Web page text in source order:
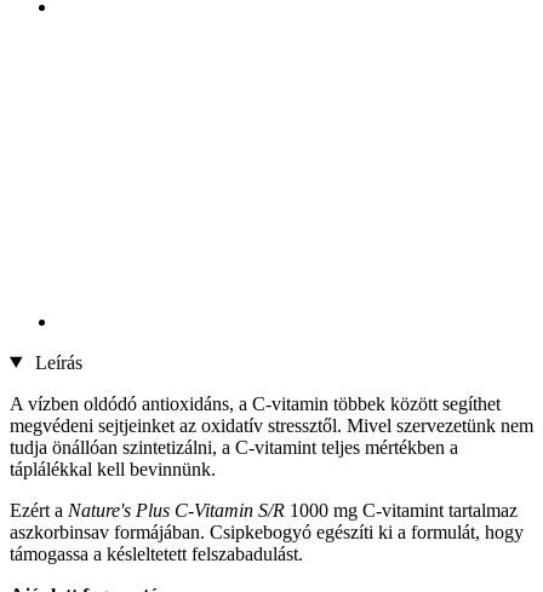
Leírás
A vízben oldódó antioxidáns, a C-vitamin többek között segíthet
megvédeni sejtjeinket az oxidatív stressztől. Mivel szervezetünk nem
tudja önállóan szintetizálni, a C-vitamint teljes mértékben a
táplálékkal kell bevinnünk.
Ezért a Nature's Plus C-Vitamin S/R 1000 mg C-vitamint tartalmaz
aszkorbinsav formájában. Csipkebogyó egészíti ki a formulát, hogy
támogassa a késleltetett felszabadulást.